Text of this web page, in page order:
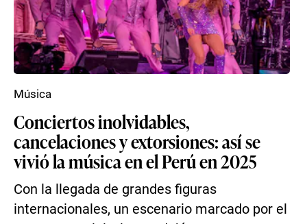
Conciertos inolvidables,
cancelaciones y extorsiones: así se
vivió la música en el Perú en 2025
Con la llegada de grandes figuras
internacionales, un escenario marcado por el
Música